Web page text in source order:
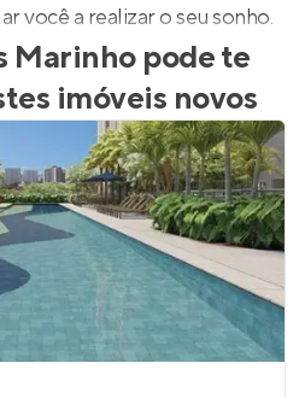
você a realizar o seu sonho.
Marinhopode te
imóveis novos